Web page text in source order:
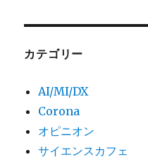
カテゴリー
AI/MI/DX
Corona
オピニオン
サイエンスカフェ